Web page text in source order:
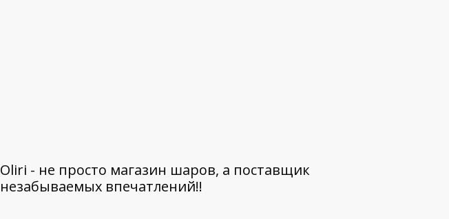
Oliri - не просто магазин шаров, а поставщик
незабываемых впечатлений!!